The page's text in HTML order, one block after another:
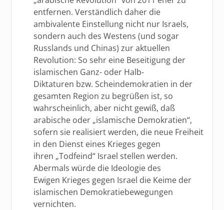
entfernen. Verständlich daher die
ambivalente Einstellung nicht nur Israels,
sondern auch des Westens (und sogar
Russlands und Chinas) zur aktuellen
Revolution: So sehr eine Beseitigung der
islamischen Ganz- oder Halb-
Diktaturen bzw. Scheindemokratien in der
gesamten Region zu begrüßen ist, so
wahrscheinlich, aber nicht gewiß, daß
arabische oder „islamische Demokratien“,
sofern sie realisiert werden, die neue Freiheit
in den Dienst eines Krieges gegen
ihren „Todfeind“ Israel stellen werden.
Abermals würde die Ideologie des
Ewigen Krieges gegen Israel die Keime der
islamischen Demokratiebewegungen
vernichten.